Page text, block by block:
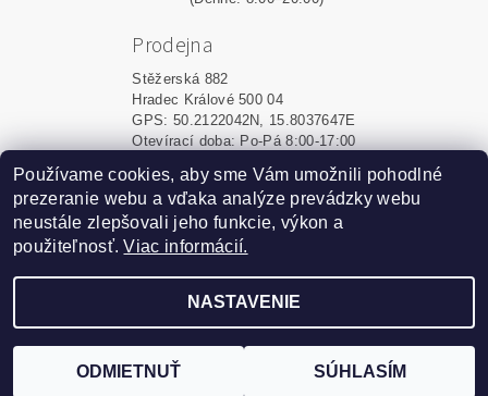
Prodejna
Stěžerská 882
Hradec Králové 500 04
GPS: 50.2122042N, 15.8037647E
Otevírací doba: Po-Pá 8:00-17:00
Shoptet.sk MôjPrvýEshop.sk
Vytvoril Shoptet
Podle zákona o evidenci tržeb je prodávající povinen
vystavit kupujícímu účtenku. Zároveň je povinen zaevidovat
Používame cookies, aby sme Vám umožnili pohodlné
prezeranie webu a vďaka analýze prevádzky webu
neustále zlepšovali jeho funkcie, výkon a
použiteľnosť.Viac informácií.
NASTAVENIE
ODMIETNUŤ SÚHLASÍM